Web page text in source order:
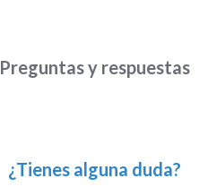
Preguntas y respuestas
¿Tienes alguna duda?